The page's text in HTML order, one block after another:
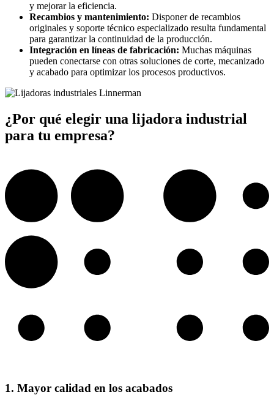
y mejorar la eficiencia.
Recambios y mantenimiento: Disponer de recambios
originales y soporte técnico especializado resulta fundamental
para garantizar la continuidad de la producción.
Integración en líneas de fabricación: Muchas máquinas
pueden conectarse con otras soluciones de corte, mecanizado
y acabado para optimizar los procesos productivos.
¿Por qué elegir una lijadora industrial
para tu empresa?
1. Mayor calidad en los acabados